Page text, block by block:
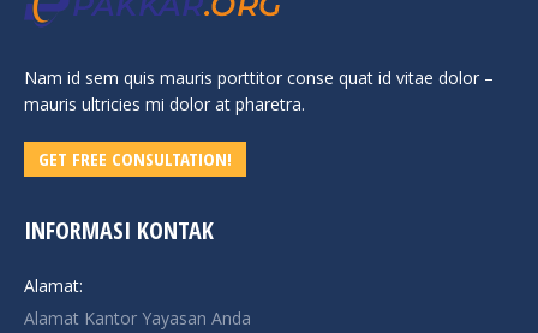
Nam id sem quis mauris porttitor conse quat id vitae dolor –
mauris ultricies mi dolor at pharetra.
GET FREE CONSULTATION!
INFORMASI KONTAK
Alamat:
Alamat Kantor Yayasan Anda